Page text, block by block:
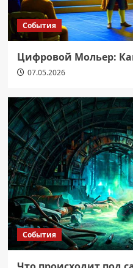
События
Цифровой Мольер:
07.05.2026
События